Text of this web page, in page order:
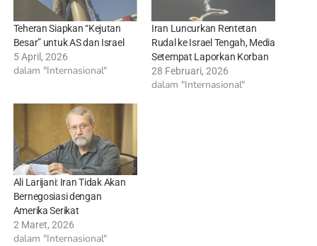
Teheran Siapkan “Kejutan
Besar” untuk AS dan Israel
5 April, 2026
dalam "Internasional"
Iran Luncurkan Rentetan
Rudal ke Israel Tengah, Media
Setempat Laporkan Korban
28 Februari, 2026
dalam "Internasional"
Ali Larijani: Iran Tidak Akan
Bernegosiasi dengan
Amerika Serikat
2 Maret, 2026
dalam "Internasional"